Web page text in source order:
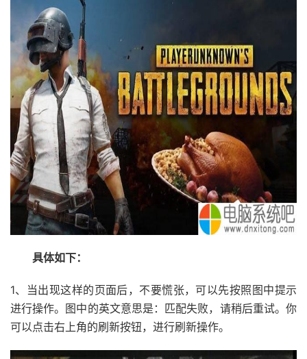
具体如下：
1、当出现这样的页面后，不要慌张，可以先按照图中提示
进行操作。图中的英文意思是：匹配失败，请稍后重试。你
可以点击右上角的刷新按钮，进行刷新操作。